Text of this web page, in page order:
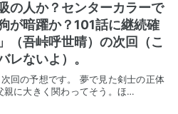
の人か？センターカラーで
が暗躍か？101話に継続確
（吾峠呼世晴）の次回（こ
レないよ）。
回の予想です。 夢で見た剣士の正体
親に大きく関わってそう。ほ…